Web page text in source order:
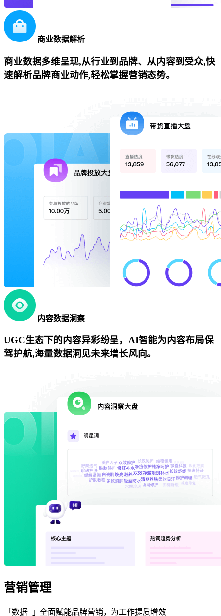
商业数据解析
商业数据多维呈现,从行业到品牌、从内容到受众,快
速解析品牌商业动作,轻松掌握营销态势。
内容数据洞察
UGC生态下的内容异彩纷呈，AI智能为内容布局保
驾护航,海量数据洞见未来增长风向。
营销管理
「数据+」全面赋能品牌营销，为工作提质增效